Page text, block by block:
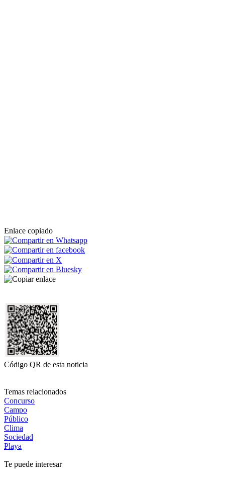
Enlace copiado
Código QR de esta noticia
Temas relacionados
Concurso
Campo
Público
Clima
Sociedad
Playa
Te puede interesar